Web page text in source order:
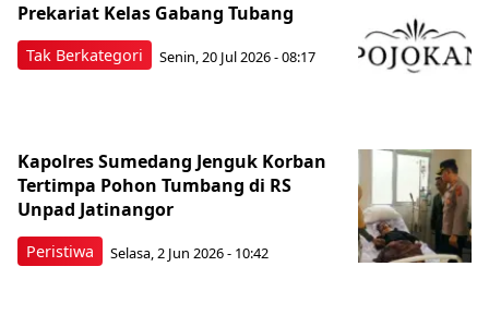
Tak Berkategori
Prekariat Kelas Gabang Tubang
Senin, 20 Jul 2026 - 08:17
Peristiwa
Kapolres Sumedang Jenguk Korban
Tertimpa Pohon Tumbang di RS
Unpad Jatinangor
Selasa, 2 Jun 2026 - 10:42